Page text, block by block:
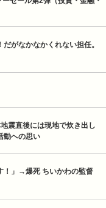
がなかなかくれない担任。
震直後には現地で炊き出し
動への思い
！」→爆死 ちいかわの監督